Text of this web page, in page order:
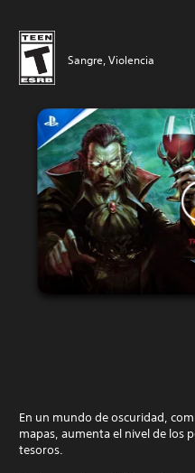
Sangre, Violencia
En un mundo de oscuridad,
mapas, aumenta el nivel de los
tesoros.